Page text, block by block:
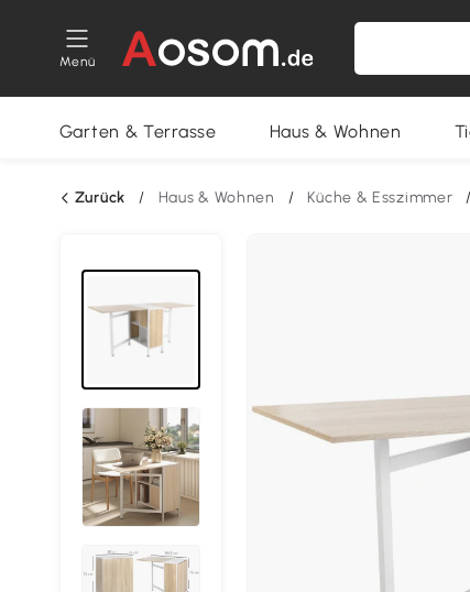
Menü
Garten & Terrasse Haus & Wohnen
Zurück / Haus & Wohnen / Küche & Esszimmer /